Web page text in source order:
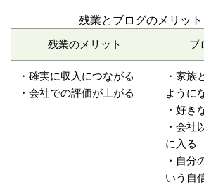
残業とブログのメリッ
残業のメリット ブ
・確実に収入につながる
・会社での評価が上がる
・家族
ように
・好き
・会社
に入る
・自分
いう自